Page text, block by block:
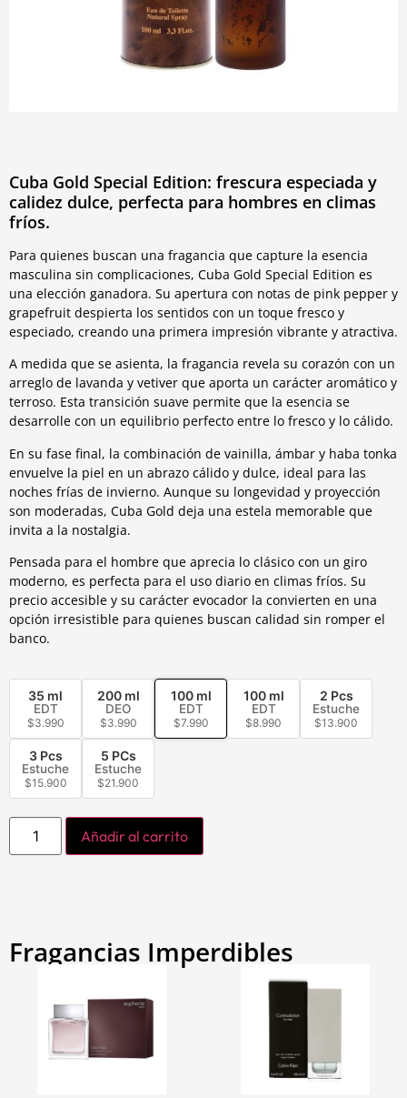
Cuba Gold Special Edition: frescura especiada y
calidez dulce, perfecta para hombres en climas
fríos.
Para quienes buscan una fragancia que capture la esencia
masculina sin complicaciones, Cuba Gold Special Edition es
una elección ganadora. Su apertura con notas de pink pepper y
grapefruit despierta los sentidos con un toque fresco y
especiado, creando una primera impresión vibrante y atractiva.
A medida que se asienta, la fragancia revela su corazón con un
arreglo de lavanda y vetiver que aporta un carácter aromático y
terroso. Esta transición suave permite que la esencia se
desarrolle con un equilibrio perfecto entre lo fresco y lo cálido.
En su fase final, la combinación de vainilla, ámbar y haba tonka
envuelve la piel en un abrazo cálido y dulce, ideal para las
noches frías de invierno. Aunque su longevidad y proyección
son moderadas, Cuba Gold deja una estela memorable que
invita a la nostalgia.
Pensada para el hombre que aprecia lo clásico con un giro
moderno, es perfecta para el uso diario en climas fríos. Su
precio accesible y su carácter evocador la convierten en una
opción irresistible para quienes buscan calidad sin romper el
banco.
35 ml
EDT
$3.990
200 ml
DEO
$3.990
100 ml
EDT
$7.990
100 ml
EDT
$8.990
2 Pcs
Estuche
$13.900
3 Pcs
Estuche
$15.900
5 PCs
Estuche
$21.900
Añadir al carrito
Fragancias Imperdibles